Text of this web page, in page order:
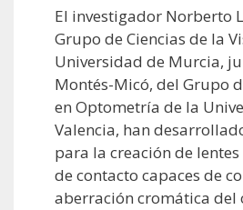
El investigador Norberto
Grupo de Ciencias de la
Universidad de Murcia,
Montés-Micó, del Grupo
en Optometría de la
Valencia, han
para la creación de
de contacto capaces de
aberración cromática del